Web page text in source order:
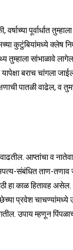
पूर्वार्धात
कुटुंबियांमध्ये क्लेष
सांभाळावे
यापेक्षा बराच चांगला
पातळी वाढेल,
आप्तांचा व
संबंधित ताण-तणाव
हा काळ हितावह
प्रवेश चाचण्यांमध्ये
उपाय म्हणून